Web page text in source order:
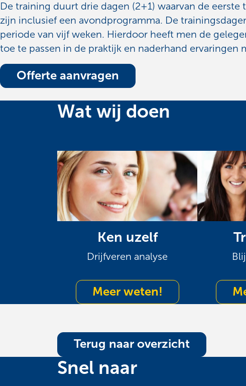
De training duurt drie dagen (2+1) waarvan de eerste
zijn inclusief een avondprogramma. De
periode van vijf weken. Hierdoor heeft men de
toe te passen in de praktijk en naderhand ervaringen
Offerte aanvragen
Wat wij doen
Ken uzelf
Drijfveren analyse
Meer weten!
Terug naar overzicht
Snel naar